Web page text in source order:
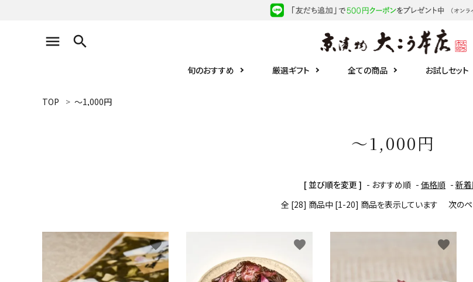
search
旬のおすすめ 厳選ギフト 全ての商品 お試しセット
お届け先1件につき
厳選ギフト
TOP ～1,000円
～1,000円
[ 並び順を変更 ] - おすすめ順 - 価格順 - 新
全 [28] 商品中 [1-20] 商品を表示しています
次の
favorite favorite favorite